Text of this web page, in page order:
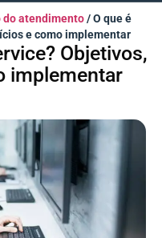
do atendimento/O que é
e como implementar
Objetivos,
implementar